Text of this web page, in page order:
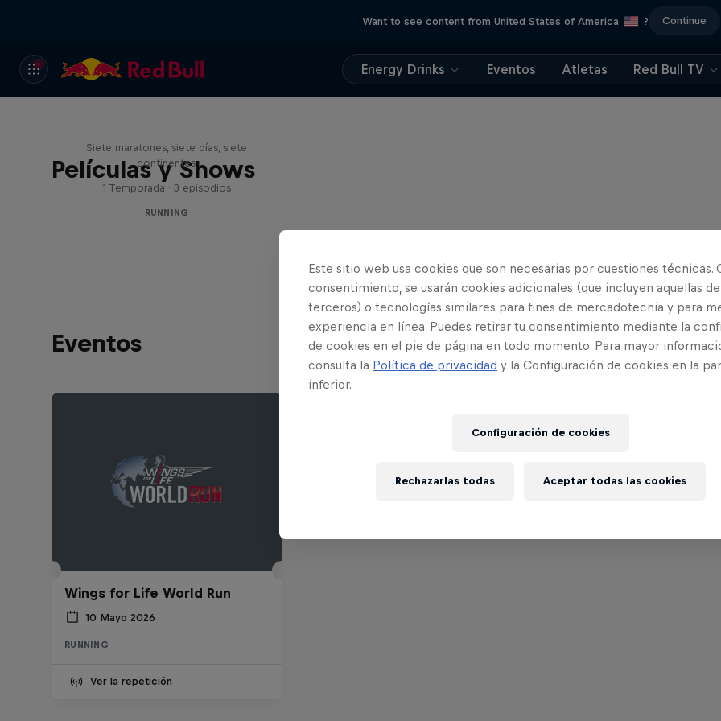
Want to see content from United States of America ? Continue
Energy Drinks Eventos Atletas Red Bull TV
Películas y Shows
Michelle Khare's Great World
Siete maratones, siete días, siete
continentes
1 Temporada · 3 episodios
RUNNING
Eventos
Wings for Life World Run
10 Mayo 2026
RUNNING
Ver la repetición
Este sitio web usa cookies que son necesarias por cuestiones técnicas.
consentimiento, se usarán cookies adicionales (que incluyen aquellas de
terceros) o tecnologías similares para fines de mercadotecnia y para
experiencia en línea. Puedes retirar tu consentimiento mediante la
de cookies en el pie de página en todo momento. Para mayor
consulta la Política de privacidad y la Configuración de cookies en la
inferior.
Configuración de cookies
Rechazarlas todas Aceptar todas las cookies